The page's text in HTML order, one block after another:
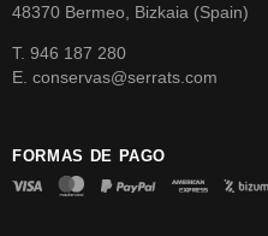
48370 Bermeo, Bizkaia (Spain)
T. 946 187 280
E. conservas@serrats.com
FORMAS DE PAGO